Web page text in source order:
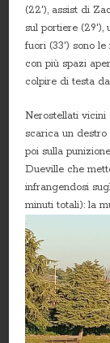
(22′), assist di
sul portiere
fuori (33′) sono
con più spazi
colpire di testa
Nerostellati vicini
scarica un destro
poi sulla
Dueville che
infrangendosi
minuti totali): la